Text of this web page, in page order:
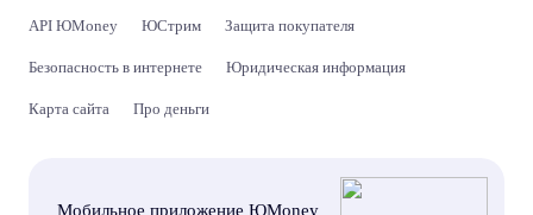
API ЮMoney ЮСтрим Защита покупателя
Безопасность в интернете Юридическая информация
Карта сайта Про деньги
Мобильное приложение ЮMoney